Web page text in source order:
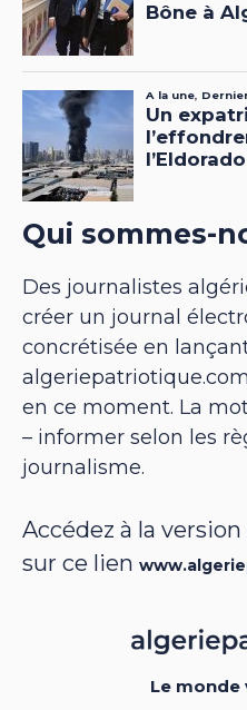
Qui sommes-
Des journalistes
créer un journal
concrétisée en
en ce moment. La
– informer selon les
journalisme.
Accédez à la
sur ce lien
Le monde